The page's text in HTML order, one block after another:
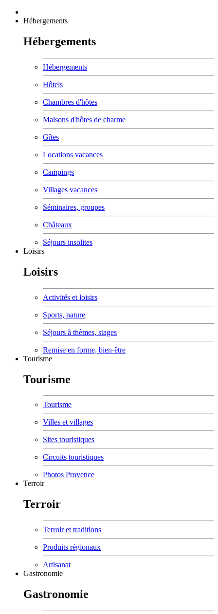
Hébergements
Hébergements
Hébergements
Hôtels
Chambres d'hôtes
Maisons d'hôtes de charme
Gîtes
Locations vacances
Campings
Villages vacances
Séminaires, groupes
Châteaux
Séjours insolites
Loisirs
Loisirs
Activités et loisirs
Sports, nature
Séjours à thèmes, stages
Remise en forme, bien-être
Tourisme
Tourisme
Tourisme
Villes et villages
Sites touristiques
Circuits touristiques
Photos Provence
Terroir
Terroir
Terroir et traditions
Produits régionaux
Artisanat
Gastronomie
Gastronomie